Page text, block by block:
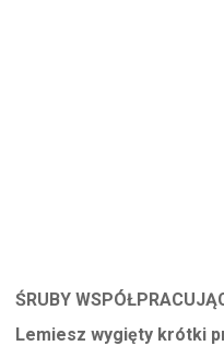
ŚRUBY
Lemiesz wygięty krótki